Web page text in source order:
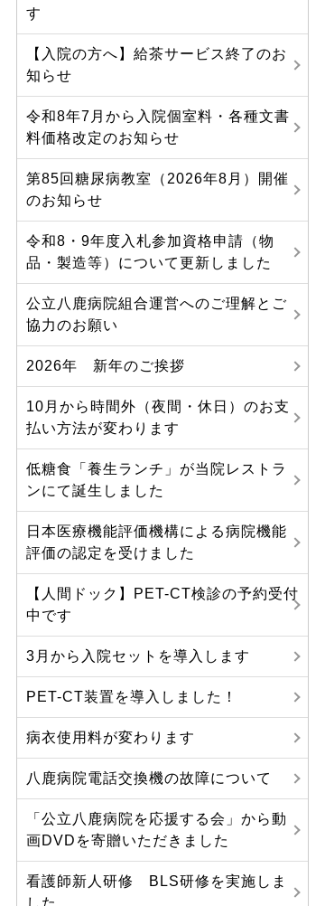
す
【入院の方へ】給茶サービス終了のお
知らせ
令和8年7月から入院個室料・各種文書
料価格改定のお知らせ
第85回糖尿病教室（2026年8月）開催
のお知らせ
令和8・9年度入札参加資格申請（物
品・製造等）について更新しました
公立八鹿病院組合運営へのご理解とご
協力のお願い
2026年 新年のご挨拶
10月から時間外（夜間・休日）のお支
払い方法が変わります
低糖食「養生ランチ」が当院レストラ
ンにて誕生しました
日本医療機能評価機構による病院機能
評価の認定を受けました
【人間ドック】PET-CT検診の予約受付
中です
3月から入院セットを導入します
PET-CT装置を導入しました！
病衣使用料が変わります
八鹿病院電話交換機の故障について
「公立八鹿病院を応援する会」から動
画DVDを寄贈いただきました
看護師新人研修 BLS研修を実施しま
した